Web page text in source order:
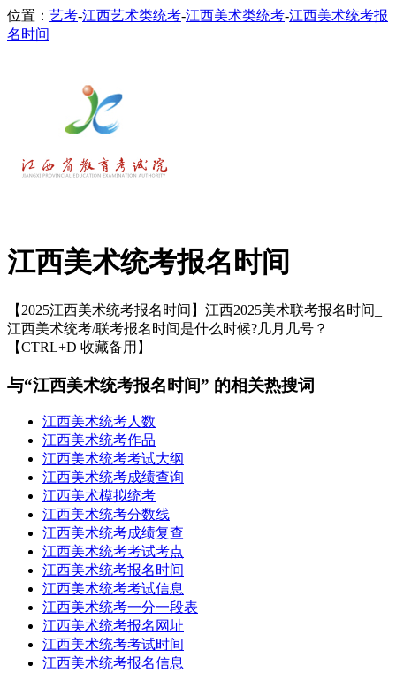
位置： 艺考-江西艺术类统考-江西美术类统考-江西美术统考报
名时间
江西美术统考报名时间
【2025江西美术统考报名时间】江西2025美术联考报名时间_
江西美术统考/联考报名时间是什么时候?几月几号？
【CTRL+D 收藏备用】
与“江西美术统考报名时间” 的相关热搜词
江西美术统考人数
江西美术统考作品
江西美术统考考试大纲
江西美术统考成绩查询
江西美术模拟统考
江西美术统考分数线
江西美术统考成绩复查
江西美术统考考试考点
江西美术统考报名时间
江西美术统考考试信息
江西美术统考一分一段表
江西美术统考报名网址
江西美术统考考试时间
江西美术统考报名信息